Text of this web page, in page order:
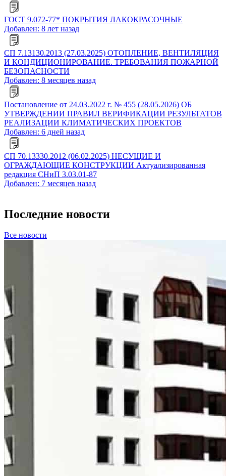
ГОСТ 9.072-77* ПОКРЫТИЯ ЛАКОКРАСОЧНЫЕ
Добавлен: 8 лет назад
СП 7.13130.2013 (27.03.2025) ОТОПЛЕНИЕ, ВЕНТИЛЯЦИЯ
И КОНДИЦИОНИРОВАНИЕ. ТРЕБОВАНИЯ ПОЖАРНОЙ
БЕЗОПАСНОСТИ
Добавлен: 8 месяцев назад
Постановление от 24.03.2022 г. № 455 (28.05.2026) ОБ
УТВЕРЖДЕНИИ ПРАВИЛ ВЕРИФИКАЦИИ РЕЗУЛЬТАТОВ
РЕАЛИЗАЦИИ КЛИМАТИЧЕСКИХ ПРОЕКТОВ
Добавлен: 6 дней назад
СП 70.13330.2012 (06.02.2025) НЕСУЩИЕ И
ОГРАЖДАЮЩИЕ КОНСТРУКЦИИ Актуализированная
редакция СНиП 3.03.01-87
Добавлен: 7 месяцев назад
Последние новости
Все новости